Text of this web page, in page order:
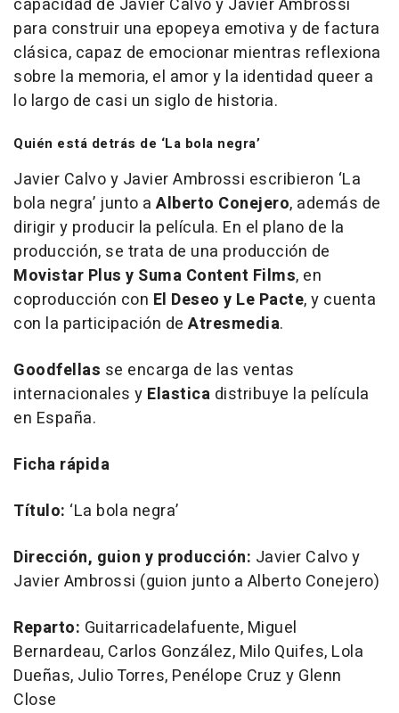
capacidad de Javier Calvo y Javier Ambrossi
para construir una epopeya emotiva y de factura
clásica, capaz de emocionar mientras reflexiona
sobre la memoria, el amor y la identidad queer a
lo largo de casi un siglo de historia.
Quién está detrás de ‘La bola negra’
Javier Calvo y Javier Ambrossi escribieron ‘La
bola negra’ junto a Alberto Conejero, además de
dirigir y producir la película. En el plano de la
producción, se trata de una producción de
Movistar Plus y Suma Content Films, en
coproducción con El Deseo y Le Pacte, y cuenta
con la participación de Atresmedia.
Goodfellas se encarga de las ventas
internacionales y Elastica distribuye la película
en España.
Ficha rápida
Título: ‘La bola negra’
Dirección, guion y producción: Javier Calvo y
Javier Ambrossi (guion junto a Alberto Conejero)
Reparto: Guitarricadelafuente, Miguel
Bernardeau, Carlos González, Milo Quifes, Lola
Dueñas, Julio Torres, Penélope Cruz y Glenn
Close